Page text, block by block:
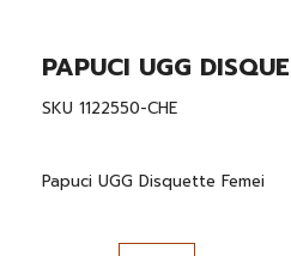
Skip
to
the
images
PAPUCI UGG
SKU 1122550-CHE
Papuci UGG Disquette Femei